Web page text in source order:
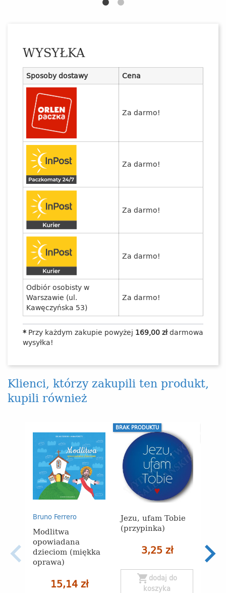
WYSYŁKA
Sposoby dostawy Cena
Za darmo!
Za darmo!
Za darmo!
Za darmo!
Odbiór osobisty w
Warszawie (ul.
Kawęczyńska 53)
Za darmo!
* Przy każdym zakupie powyżej 169,00 złdarmowa
wysyłka!
Klienci, którzy zakupili ten produkt,
kupili również
Bruno Ferrero
Modlitwa
opowiadana
dzieciom (miękka
oprawa)
15,14 zł
Jezu, ufam Tobie
(przypinka)
3,25 zł
BRAK PRODUKTU
shopping_cart dodaj do
koszyka